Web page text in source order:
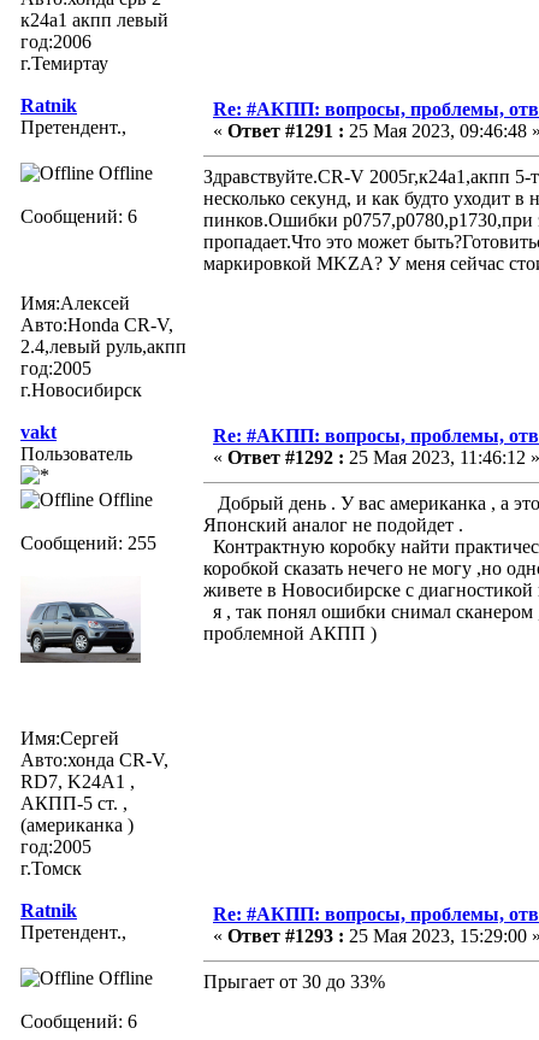
к24а1 акпп левый
год:2006
г.Темиртау
Ratnik
Претендент.,
Offline
Сообщений: 6
Имя:Алексей
Авто:Honda CR-V,
2.4,левый руль,акпп
год:2005
г.Новосибирск
Re: #АКПП: вопросы, проблемы,
« Ответ #1291 : 25 Мая 2023, 09:46:48
Здравствуйте.CR-V 2005г,к24а1,акпп
несколько секунд, и как будто уходит
пинков.Ошибки р0757,р0780,р1730,при
пропадает.Что это может
маркировкой MKZA? У меня сейчас
vakt
Пользователь
Offline
Сообщений: 255
Имя:Сергей
Авто:хонда CR-V,
RD7, K24A1 ,
АКПП-5 ст. ,
(американка )
год:2005
г.Томск
Re: #АКПП: вопросы, проблемы,
« Ответ #1292 : 25 Мая 2023, 11:46:12 »
Добрый день . У вас американка , а
Японский аналог не подойдет .
Контрактную коробку найти
коробкой сказать нечего не могу ,но
живете в Новосибирске с
я , так понял ошибки снимал
проблемной АКПП )
Ratnik
Претендент.,
Offline
Сообщений: 6
Re: #АКПП: вопросы, проблемы,
« Ответ #1293 : 25 Мая 2023, 15:29:00
Прыгает от 30 до 33%